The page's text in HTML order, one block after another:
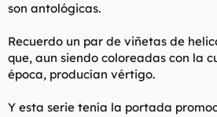
son antológicas.
Recuerdo un par de viñetas de
que, aun siendo coloreadas con la
época, producían vértigo.
Y esta serie tenía la portada